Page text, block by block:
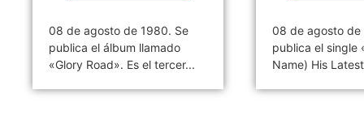
08 de agosto de 1961. Se
publica el single «(Marie’s the
Name) His Latest Flame»....
08 de agosto de
Dylan y Joan
juntos por